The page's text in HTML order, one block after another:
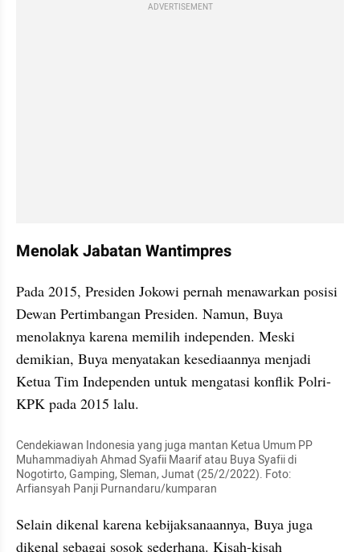
ADVERTISEMENT
Menolak Jabatan Wantimpres
Pada 2015, Presiden Jokowi pernah menawarkan posisi
Dewan Pertimbangan Presiden. Namun, Buya
menolaknya karena memilih independen. Meski
demikian, Buya menyatakan kesediaannya menjadi
Ketua Tim Independen untuk mengatasi konflik Polri-
KPK pada 2015 lalu.
Cendekiawan Indonesia yang juga mantan Ketua Umum PP
Muhammadiyah Ahmad Syafii Maarif atau Buya Syafii di
Nogotirto, Gamping, Sleman, Jumat (25/2/2022). Foto:
Arfiansyah Panji Purnandaru/kumparan
Selain dikenal karena kebijaksanaannya, Buya juga
dikenal sebagai sosok sederhana. Kisah-kisah